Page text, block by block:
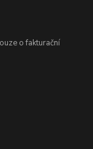
o fakturační